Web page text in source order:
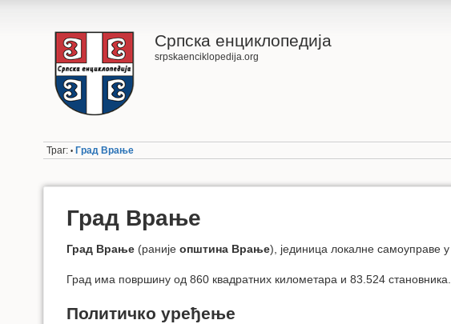
Српска енциклопедија
srpskaenciklopedija.org
Траг: • Град Врање
Град Врање
Град Врање (раније општина Врање), јединица локалне самоуправе у
Град има површину од 860 квадратних километара и 83.524 становника.
Политичко уређење